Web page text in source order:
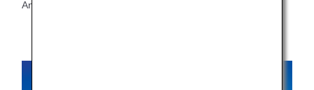
Anzahl der Sitzplätze: 520